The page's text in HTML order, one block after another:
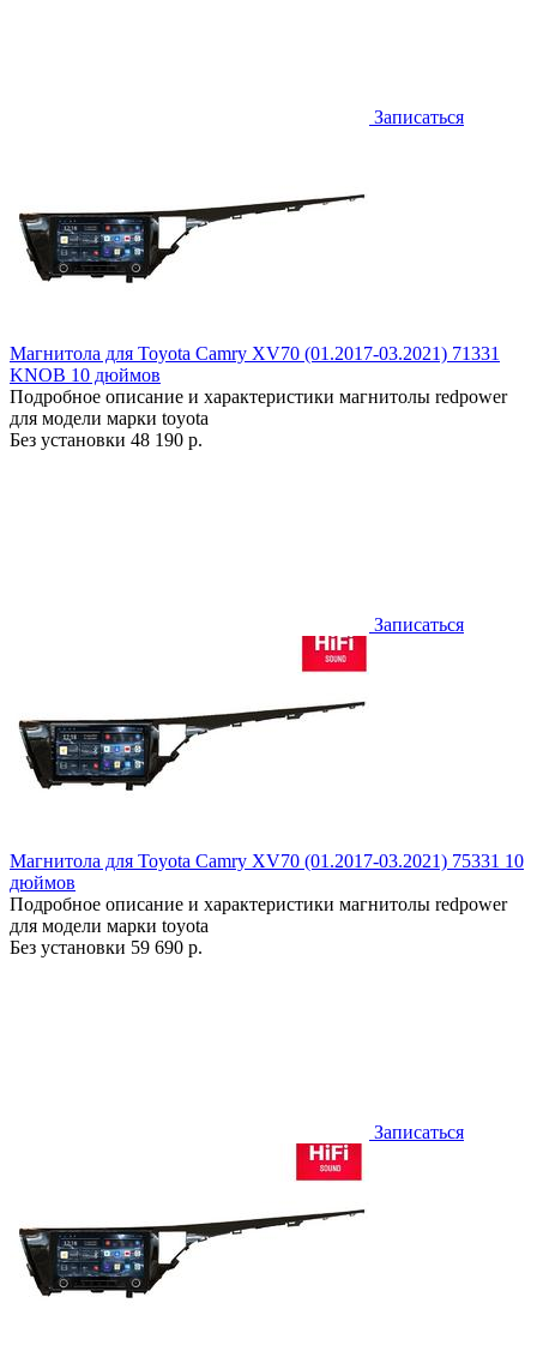
Записаться
Магнитола для Toyota Camry XV70 (01.2017-03.2021) 71331
KNOB 10 дюймов
Подробное описание и характеристики магнитолы redpower
для модели марки toyota
Без установки 48 190 р.
Записаться
Магнитола для Toyota Camry XV70 (01.2017-03.2021) 75331 10
дюймов
Подробное описание и характеристики магнитолы redpower
для модели марки toyota
Без установки 59 690 р.
Записаться